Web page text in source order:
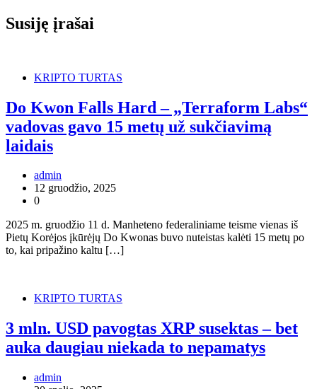
Susiję įrašai
KRIPTO TURTAS
Do Kwon Falls Hard – „Terraform Labs“
vadovas gavo 15 metų už sukčiavimą
laidais
admin
12 gruodžio, 2025
0
2025 m. gruodžio 11 d. Manheteno federaliniame teisme vienas iš
Pietų Korėjos įkūrėjų Do Kwonas buvo nuteistas kalėti 15 metų po
to, kai pripažino kaltu […]
KRIPTO TURTAS
3 mln. USD pavogtas XRP susektas – bet
auka daugiau niekada to nepamatys
admin